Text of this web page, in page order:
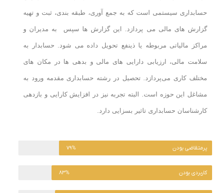
حسابداری سیستمی است که به جمع آوری، طبقه بندی، ثبت و تهیه
گزارش های مالی می پردازد. این گزارش ها سپس به مدیران و
مراکز مالیاتی مربوطه یا ذینفع تحویل داده می شود. حسابدار به
سلامت مالی، ارزیابی دارایی های مالی و بدهی ها در مکان های
مختلف کاری می‌پردازد. تحصیل در رشته حسابداری مقدمه ورود به
مشاغل این حوزه است. البته تجربه نیز در افزایش کارایی و بازدهی
کارشناسان حسابداری تاثیر بسزایی دارد.
پرمتقاضی بودن ۷۹%
کاربردی بودن ۸۳%